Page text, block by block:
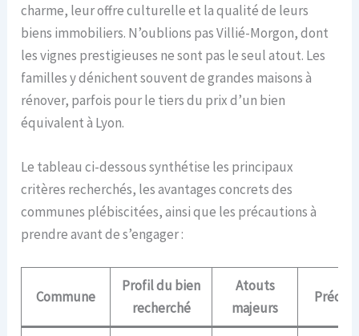
charme, leur offre culturelle et la qualité de leurs
biens immobiliers. N’oublions pas Villié-Morgon, dont
les vignes prestigieuses ne sont pas le seul atout. Les
familles y dénichent souvent de grandes maisons à
rénover, parfois pour le tiers du prix d’un bien
équivalent à Lyon.
Le tableau ci-dessous synthétise les principaux
critères recherchés, les avantages concrets des
communes plébiscitées, ainsi que les précautions à
prendre avant de s’engager :
Commune
Profil du bien
recherché
Atouts
majeurs